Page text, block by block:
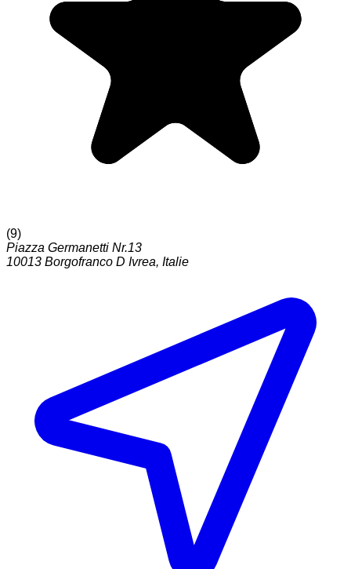
(9)
Piazza Germanetti Nr.13
10013 Borgofranco D Ivrea, Italie